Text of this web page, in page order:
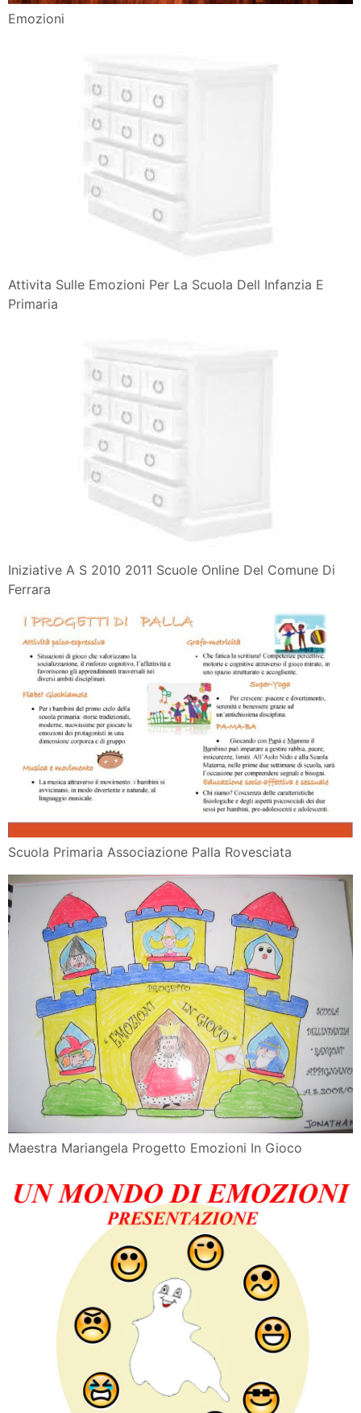
Emozioni
Attivita Sulle Emozioni Per La Scuola Dell Infanzia E
Primaria
Iniziative A S 2010 2011 Scuole Online Del Comune Di
Ferrara
Scuola Primaria Associazione Palla Rovesciata
Maestra Mariangela Progetto Emozioni In Gioco